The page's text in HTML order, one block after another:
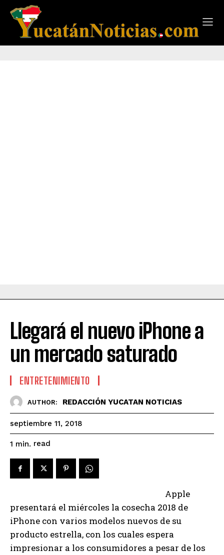
Llegará el nuevo iPhone a
un mercado saturado
ENTRETENIMIENTO
AUTHOR: REDACCIÓN YUCATAN NOTICIAS
septiembre 11, 2018
1 min. read
Apple
presentará el miércoles la cosecha 2018 de
iPhone con varios modelos nuevos de su
producto estrella, con los cuales espera
impresionar a los consumidores a pesar de los